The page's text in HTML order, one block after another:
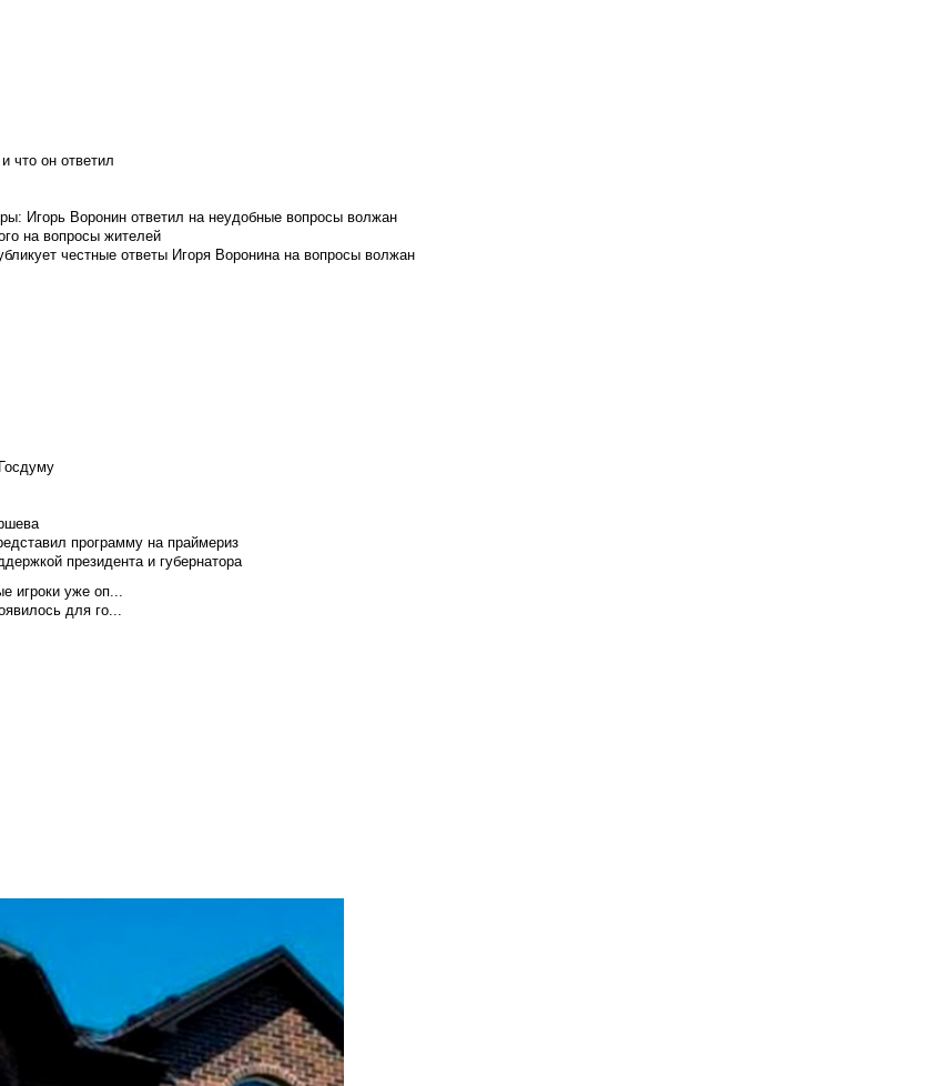
что он ответил
Игорь Воронин ответил на неудобные вопросы волжан
на вопросы жителей
честные ответы Игоря Воронина на вопросы волжан
программу на праймериз
президента и губернатора
игроки уже оп...
для го...